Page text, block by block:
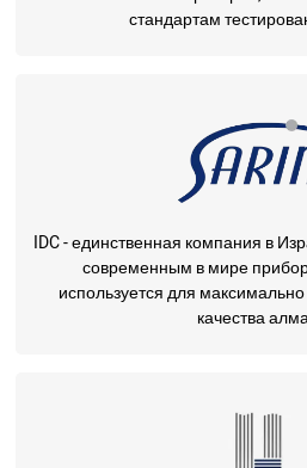
стандартам
IDC - единственная компания в
современным в мире
используется для
качества